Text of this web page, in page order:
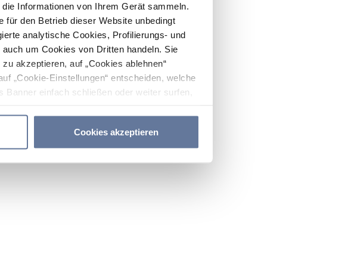
Informationen von Ihrem Gerät sammeln.
für den Betrieb dieser Website unbedingt
analytische Cookies, Profilierungs- und
um Cookies von Dritten handeln. Sie
akzeptieren, auf „Cookies ablehnen“
„Cookie-Einstellungen“ entscheiden, welche
einfach schließen oder weiter surfen,
Cookies akzeptieren